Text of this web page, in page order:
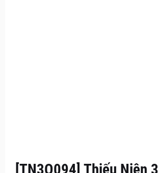
[TN3Q094] Thiếu Niên